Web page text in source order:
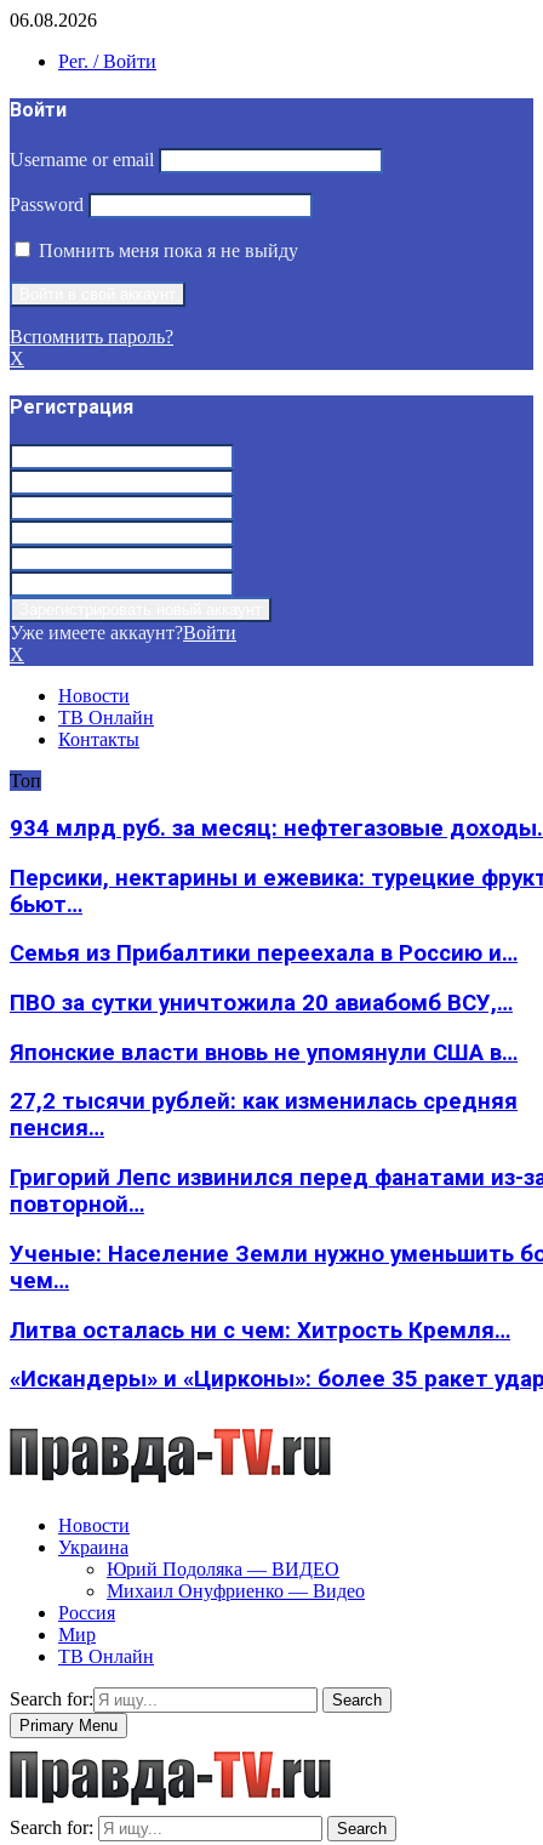
06.08.2026
Рег. / Войти
Войти
Username or email
Password
Помнить меня пока я не выйду
Вспомнить пароль?
X
Регистрация
Уже имеете аккаунт?Войти
X
Новости
ТВ Онлайн
Контакты
Топ
934 млрд руб. за месяц: нефтегазовые
Персики, нектарины и ежевика: турецкие
бьют…
Семья из Прибалтики переехала в Россию и…
ПВО за сутки уничтожила 20 авиабомб ВСУ,…
Японские власти вновь не упомянули США в…
27,2 тысячи рублей: как изменилась средняя
пенсия…
Григорий Лепс извинился перед фанатами из-
повторной…
Ученые: Население Земли нужно уменьшить
чем…
Литва осталась ни с чем: Хитрость Кремля…
«Искандеры» и «Цирконы»: более 35 ракет
Новости
Украина
Юрий Подоляка — ВИДЕО
Михаил Онуфриенко — Видео
Россия
Мир
ТВ Онлайн
Search for:
Search
Primary Menu
Search for: Search